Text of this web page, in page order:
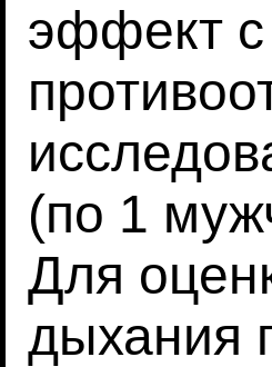
эффект
(по 1
Для
дыхания